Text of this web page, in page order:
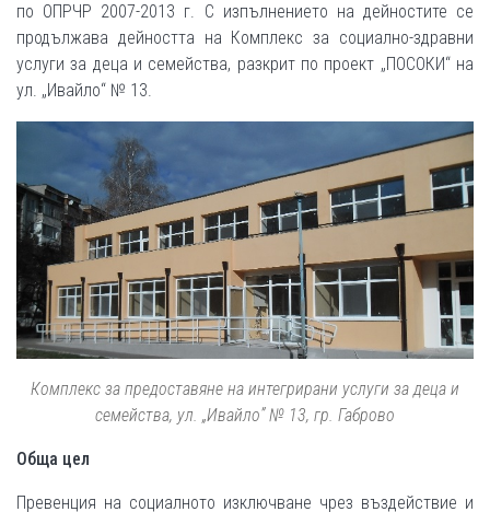
по ОПРЧР 2007-2013 г. С изпълнението на дейностите се
продължава дейността на Комплекс за социално-здравни
услуги за деца и семейства, разкрит по проект „ПОСОКИ“ на
ул. „Ивайло“ № 13.
Комплекс за предоставяне на интегрирани услуги за деца и
семейства, ул. „Ивайло” № 13, гр. Габрово
Обща цел
Превенция на социалното изключване чрез въздействие и